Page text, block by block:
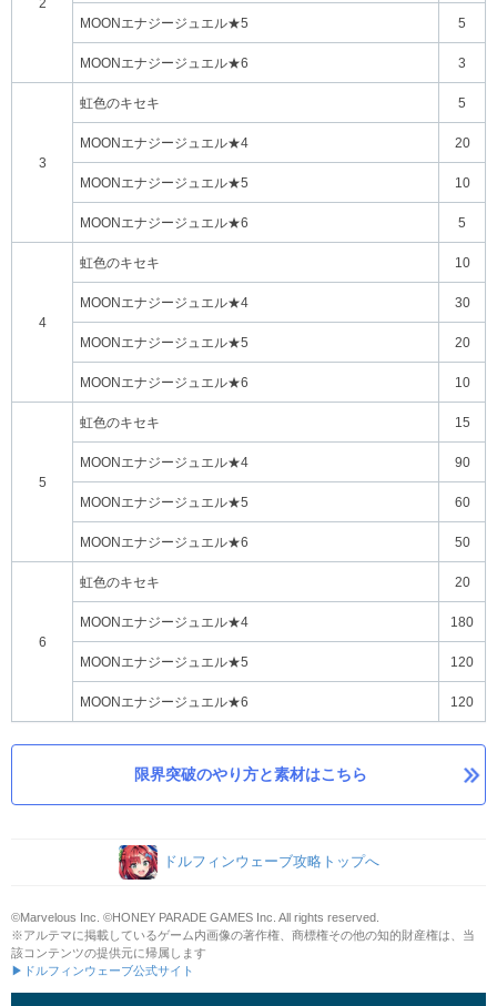
2
MOONエナジージュエル★5 5
MOONエナジージュエル★6 3
3
虹色のキセキ 5
MOONエナジージュエル★4 20
MOONエナジージュエル★5 10
MOONエナジージュエル★6 5
4
虹色のキセキ 10
MOONエナジージュエル★4 30
MOONエナジージュエル★5 20
MOONエナジージュエル★6 10
5
虹色のキセキ 15
MOONエナジージュエル★4 90
MOONエナジージュエル★5 60
MOONエナジージュエル★6 50
6
虹色のキセキ 20
MOONエナジージュエル★4 180
MOONエナジージュエル★5 120
MOONエナジージュエル★6 120
限界突破のやり方と素材はこちら
ドルフィンウェーブ攻略トップへ
©Marvelous Inc. ©HONEY PARADE GAMES Inc. All rights reserved.
※アルテマに掲載しているゲーム内画像の著作権、商標権その他の知的財産権は、当
該コンテンツの提供元に帰属します
▶ドルフィンウェーブ公式サイト